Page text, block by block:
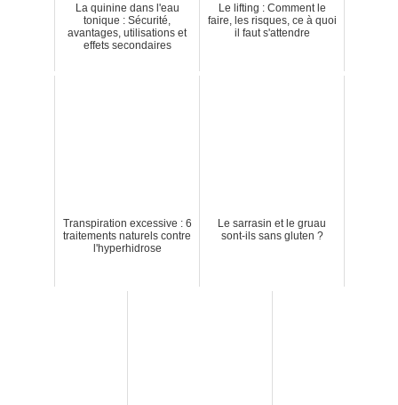
La quinine dans l'eau
tonique : Sécurité,
avantages, utilisations et
effets secondaires
Le lifting : Comment le
faire, les risques, ce à quoi
il faut s'attendre
Transpiration excessive : 6
traitements naturels contre
l'hyperhidrose
Le sarrasin et le gruau
sont-ils sans gluten ?